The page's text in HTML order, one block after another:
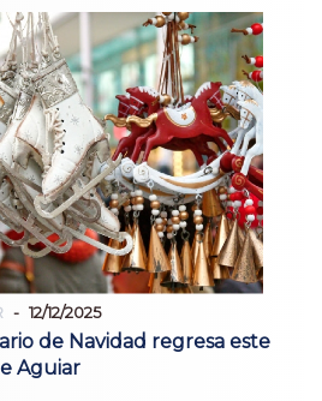
12/12/2025
de Navidad regresa este
Aguiar